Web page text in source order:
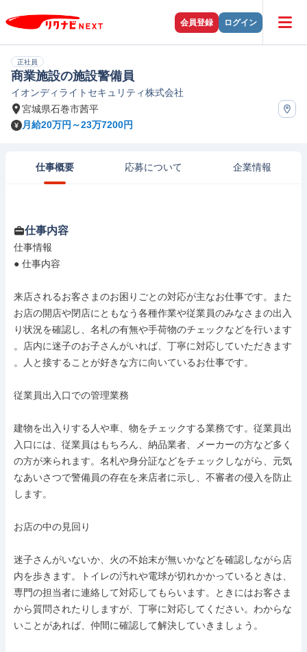
会員登録 ログイン
正社員
商業施設の施設警備員
イオンディライトセキュリティ株式会社
宮城県石巻市茜平
月給20万円～23万7200円
仕事概要 応募について 企業情報
仕事内容
仕事情報
● 仕事内容
来店されるお客さまのお困りごとの対応が主なお仕事です。また
お店の開店や閉店にともなう各種作業や従業員のみなさまの出入
り状況を確認し、名札の有無や手荷物のチェックなどを行います
。店内に迷子のお子さんがいれば、丁寧に対応していただきます
。人と接することが好きな方に向いているお仕事です。
従業員出入口での管理業務
建物を出入りする人や車、物をチェックする業務です。従業員出
入口には、従業員はもちろん、納品業者、メーカーの方など多く
の方が来られます。名札や身分証などをチェックしながら、元気
なあいさつで警備員の存在を来店者に示し、不審者の侵入を防止
します。
お店の中の見回り
迷子さんがいないか、火の不始末が無いかなどを確認しながら店
内を歩きます。トイレの汚れや電球が切れかかっているときは、
専門の担当者に連絡して対応してもらいます。ときにはお客さま
から質問されたりしますが、丁寧に対応してください。わからな
いことがあれば、仲間に確認して解決していきましょう。